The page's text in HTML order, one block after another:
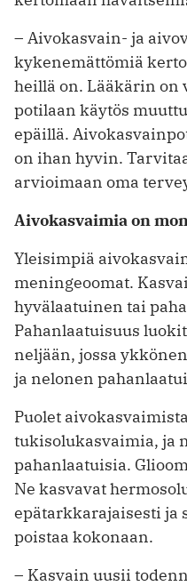
– Aivokasvain- ja
kykenemättömiä
heillä on. Lääkärin on
potilaan käytös
epäillä.
on ihan hyvin.
arvioimaan oma
Aivokasvaimia on
Yleisimpiä
meningeoomat.
hyvälaatuinen tai
Pahanlaatuisuus
neljään, jossa
ja nelonen
Puolet
tukisolukasvaimia, ja
pahanlaatuisia.
Ne kasvavat
epätarkkarajaisesti ja
poistaa kokonaan.
– Kasvain uusii